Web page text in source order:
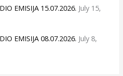
EMISIJA 15.07.2026. July 15,
EMISIJA 08.07.2026. July 8,